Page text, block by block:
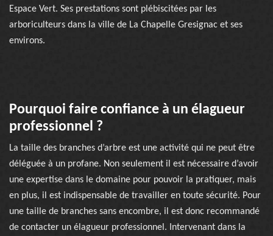
Espace Vert. Ses prestations sont plébiscitées par les
arboriculteurs dans la ville de La Chapelle Gresignac et ses
environs.
Pourquoi faire confiance à un élagueur
professionnel ?
La taille des branches d’arbre est une activité qui ne peut être
déléguée à un profane. Non seulement il est nécessaire d’avoir
une expertise dans le domaine pour pouvoir la pratiquer, mais
en plus, il est indispensable de travailler en toute sécurité. Pour
une taille de branches sans encombre, il est donc recommandé
de contacter un élagueur professionnel. Intervenant dans la